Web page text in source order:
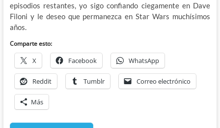
episodios restantes, yo sigo confiando ciegamente en Dave
Filoni y le deseo que permanezca en Star Wars muchísimos
años.
Comparte esto:
X Facebook WhatsApp
Reddit Tumblr Correo electrónico
Más